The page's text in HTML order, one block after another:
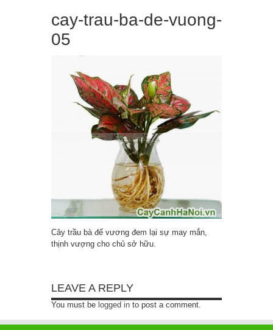
cay-trau-ba-de-vuong-
05
Cây trầu bà đế vương đem lại sự may mắn,
thịnh vượng cho chủ sở hữu.
LEAVE A REPLY
You must be logged in to post a comment.